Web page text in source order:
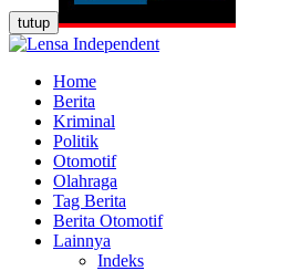
tutup
Home
Berita
Kriminal
Politik
Otomotif
Olahraga
Tag Berita
Berita Otomotif
Lainnya
Indeks